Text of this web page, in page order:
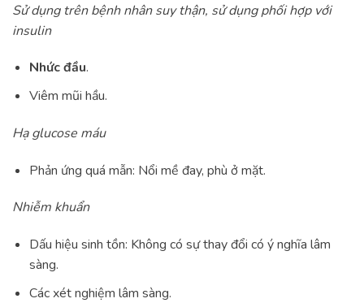
Sử dụng trên bệnh nhân suy thận, sử dụng phối hợp với
insulin
Nhức đầu.
Viêm mũi hầu.
Hạ glucose máu
Phản ứng quá mẫn: Nổi mề đay, phù ở mặt.
Nhiễm khuẩn
Dấu hiệu sinh tồn: Không có sự thay đổi có ý nghĩa lâm
sàng.
Các xét nghiệm lâm sàng.